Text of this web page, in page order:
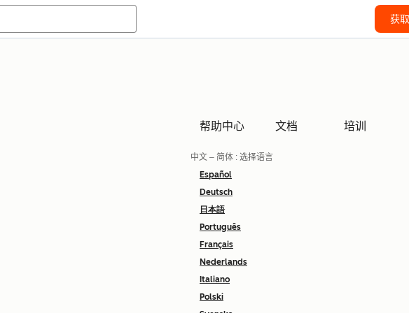
获
帮助中心 文档 培训
中文 – 简体 : 选择语言
Español
Deutsch
日本語
Português
Français
Nederlands
Italiano
Polski